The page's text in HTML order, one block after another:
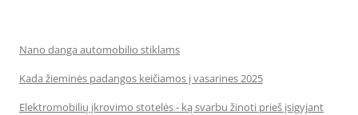
Nano danga automobilio stiklams
Kada žieminės padangos keičiamos į vasarines 2025
Elektromobilių įkrovimo stotelės - ką svarbu žinoti prieš įsigyjant